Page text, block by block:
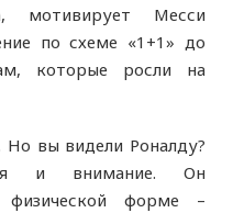
мотивирует Месси
по схеме «1+1» до
которые росли на
Но вы видели Роналду?
и внимание. Он
физической форме –